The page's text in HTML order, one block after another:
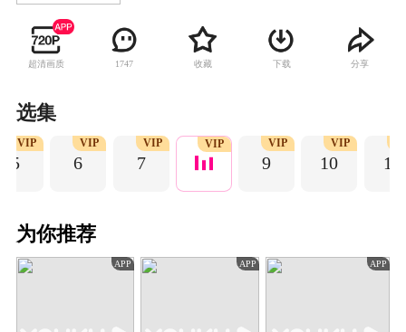
意外去世后，陈二顺继承药铺并败光家财，药铺
陷入绝境。褚韶华在艰辛努力下，开了华顺药铺
养活一家老小。褚韶华决意携手初恋情人夏初开
永新百货业绩突出，受经营奇才闻知秋之邀共同
创业，逐步成长为胆略过人、重诺守信的女商
超清画质 1747 收藏 下载 分享
选集
5
VIP
6
VIP
7
VIP VIP
9
VIP
10
VIP
11
为你推荐
APP APP APP